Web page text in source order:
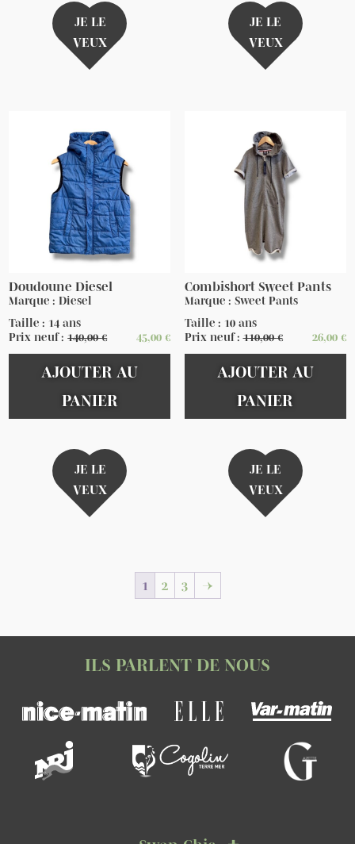
JE LE
VEUX
JE LE
VEUX
Doudoune Diesel
Marque : Diesel
Taille : 14 ans
Prix neuf :140,00€ 45,00 €
AJOUTER AU
PANIER
JE LE
VEUX
Combishort Sweet Pants
Marque : Sweet Pants
Taille : 10 ans
Prix neuf :110,00€ 26,00 €
AJOUTER AU
PANIER
JE LE
VEUX
1 2 3 →
ILS PARLENT DE NOUS